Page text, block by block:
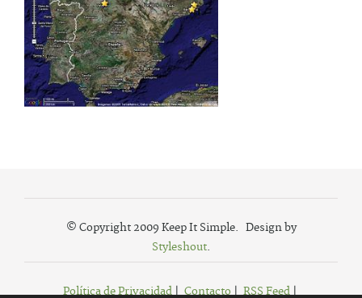
© Copyright 2009 Keep It Simple. Design by
Styleshout.
Política de Privacidad| Contacto| RSS Feed|